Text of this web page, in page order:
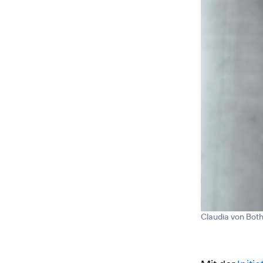
Claudia von